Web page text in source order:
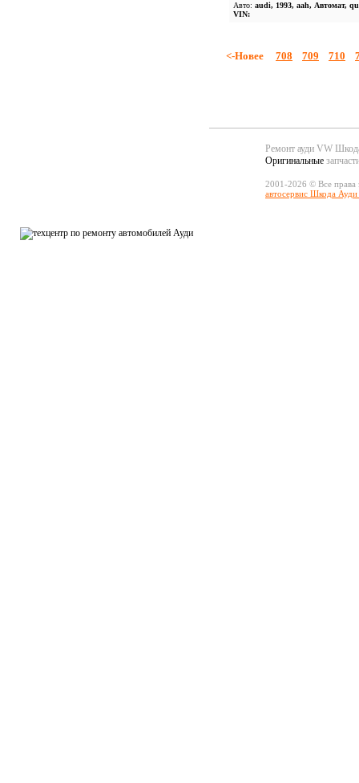
Авто: audi, 1993, aah, Автомат,
VIN:
<-Новее 708 709 710
Ремонт ауди VW
Оригинальные
2001-2026 © Все
автосервис Шкода